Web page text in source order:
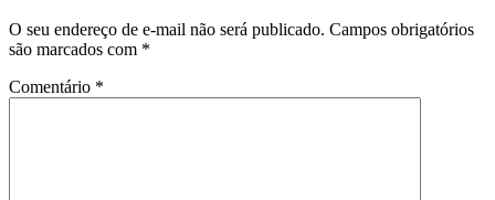
O seu endereço de e-mail não será publicado. Campos obrigatórios
são marcados com *
Comentário *